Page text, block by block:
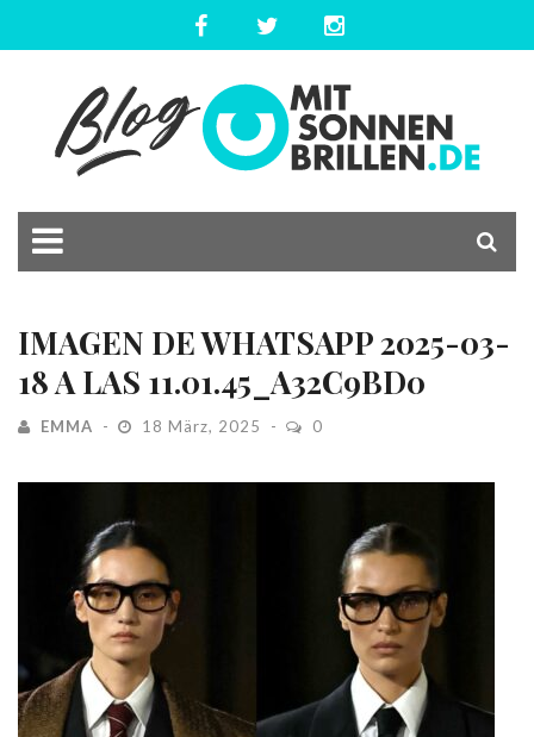
IMAGEN DE WHATSAPP 2025-03-
18 A LAS 11.01.45_A32C9BD0
EMMA 18 März, 2025 0